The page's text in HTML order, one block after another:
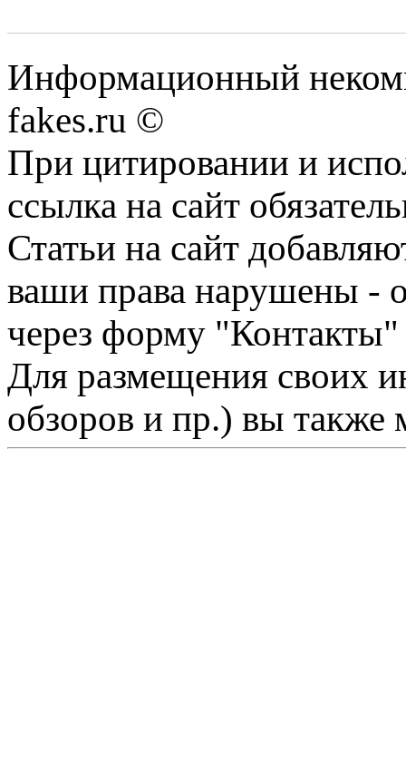
Информационный
fakes.ru ©
При цитировании и
ссылка на сайт
Статьи на сайт
ваши права нарушены -
через форму "Контакты"
Для размещения своих
обзоров и пр.) вы также